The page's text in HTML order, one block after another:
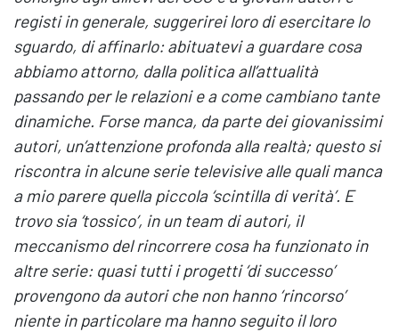
registi in generale, suggerirei loro di esercitare lo
sguardo, di affinarlo: abituatevi a guardare cosa
abbiamo attorno, dalla politica all’attualità
passando per le relazioni e a come cambiano tante
dinamiche. Forse manca, da parte dei giovanissimi
autori, un’attenzione profonda alla realtà; questo si
riscontra in alcune serie televisive alle quali manca
a mio parere quella piccola ‘scintilla di verità’. E
trovo sia ‘tossico’, in un team di autori, il
meccanismo del rincorrere cosa ha funzionato in
altre serie: quasi tutti i progetti ‘di successo’
provengono da autori che non hanno ‘rincorso’
niente in particolare ma hanno seguito il loro